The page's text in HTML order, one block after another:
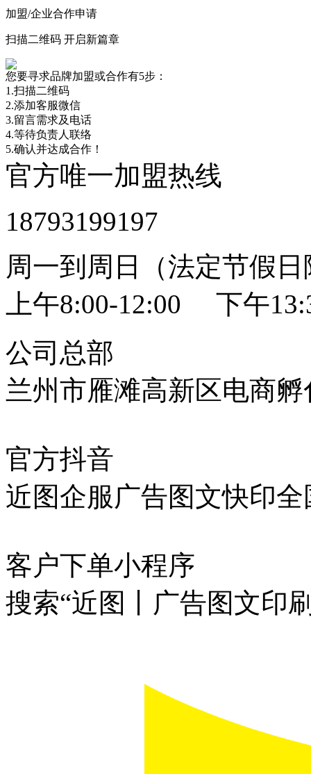
加盟/企业合作申请
扫描二维码 开启新篇章
您要寻求品牌加盟或合作有5步：
1.扫描二维码
2.添加客服微信
3.留言需求及电话
4.等待负责人联络
5.确认并达成合作！
官方唯一加盟热线
18793199197
周一到周日（法定节假
上午8:00-12:00 下午
公司总部
兰州市雁滩高新区电商孵
官方抖音
近图企服广告图文快印全
客户下单小程序
搜索“近图丨广告图文印